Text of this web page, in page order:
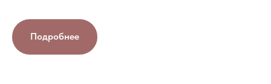
Подробнее